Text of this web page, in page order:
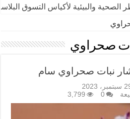
الصحية والبيئية لأكياس التسوق
صحراوي
نبات صحراوي سام
2023
0
3,799